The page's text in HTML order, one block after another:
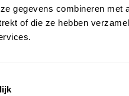
gegevens combineren met
of die ze hebben